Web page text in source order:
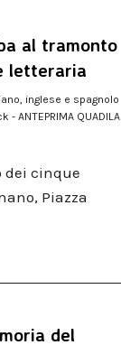
al tramonto
letteraria
inglese e spagnolo
ANTEPRIMA QUADILA
dei cinque
Piazza
del